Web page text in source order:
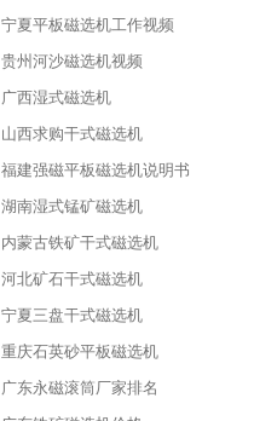
宁夏平板磁选机工作视频
贵州河沙磁选机视频
广西湿式磁选机
山西求购干式磁选机
福建强磁平板磁选机说明书
湖南湿式锰矿磁选机
内蒙古铁矿干式磁选机
河北矿石干式磁选机
宁夏三盘干式磁选机
重庆石英砂平板磁选机
广东永磁滚筒厂家排名